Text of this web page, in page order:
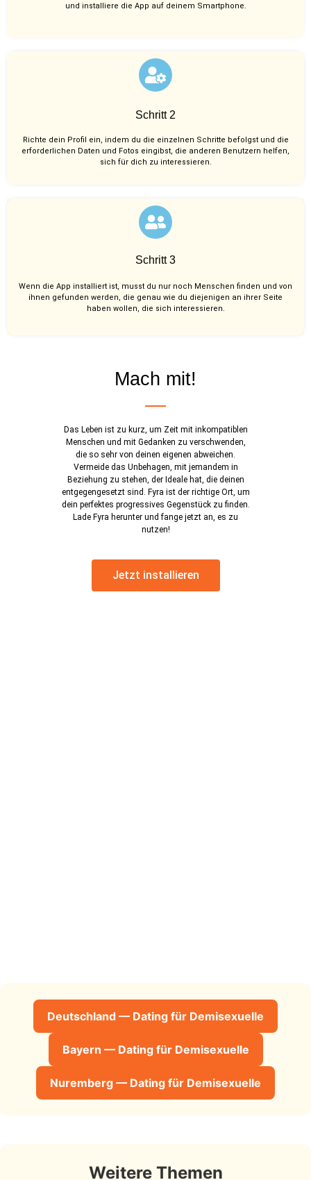
und installiere die App auf deinem Smartphone.
Schritt 2
Richte dein Profil ein, indem du die einzelnen Schritte befolgst und die
erforderlichen Daten und Fotos eingibst, die anderen Benutzern helfen,
sich für dich zu interessieren.
Schritt 3
Wenn die App installiert ist, musst du nur noch Menschen finden und von
ihnen gefunden werden, die genau wie du diejenigen an ihrer Seite
haben wollen, die sich interessieren.
Mach mit!
Das Leben ist zu kurz, um Zeit mit inkompatiblen
Menschen und mit Gedanken zu verschwenden,
die so sehr von deinen eigenen abweichen.
Vermeide das Unbehagen, mit jemandem in
Beziehung zu stehen, der Ideale hat, die deinen
entgegengesetzt sind. Fyra ist der richtige Ort, um
dein perfektes progressives Gegenstück zu finden.
Lade Fyra herunter und fange jetzt an, es zu
nutzen!
Jetzt installieren
Deutschland — Dating für Demisexuelle
Bayern — Dating für Demisexuelle
Nuremberg — Dating für Demisexuelle
Weitere Themen